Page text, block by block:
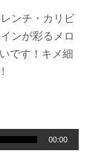
ンチ・カリビ
ンが彩るメロ
です！キメ細
00:00